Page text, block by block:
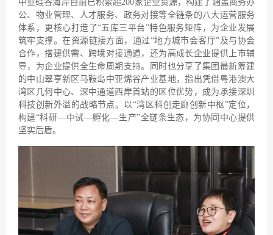
中亚硅谷海岸目前已积累超200家企业资源，构建了涵盖商务办
公、物业管理、人才服务、政务对接等全链条的八大运营服务
体系，更核心打造了“五库三平台”特色服务矩阵，为企业发展
筑牢支撑。在资源链接方面，通过“地方城市会客厅”及与协会
合作，搭建供需、跨境对接通道，还为高成长企业提供上市辅
导，为企业提供全生命周期支持。同时也分享了集团最新筹建
的中山翠亨新区马鞍岛中亚烯谷产业基地，指出凭借粤港澳大
湾区几何中心、深中通道西岸首站的区位优势，成为承接深圳
科技创新外溢的战略节点。以“湾区科创走廊创新中枢”定位，
构建“科研—中试—孵化—生产”全链条生态，为协同中心提供
坚实后盾。